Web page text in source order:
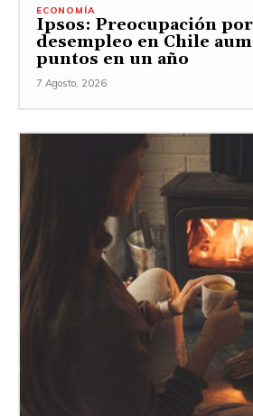
ECONOMÍA
Ipsos: Preocupación
desempleo en Chile
puntos en un año
7 Agosto, 2026